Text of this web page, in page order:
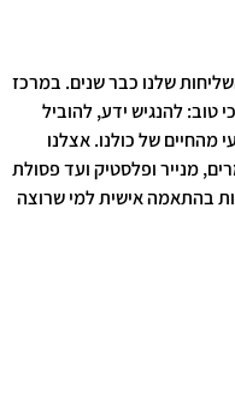
שלנו כבר שנים. במרכז
טוב: להנגיש ידע, להוביל
מהחיים של כולנו. אצלנו
מנייר ופלסטיק ועד פסולת
בהתאמה אישית למי שרוצה